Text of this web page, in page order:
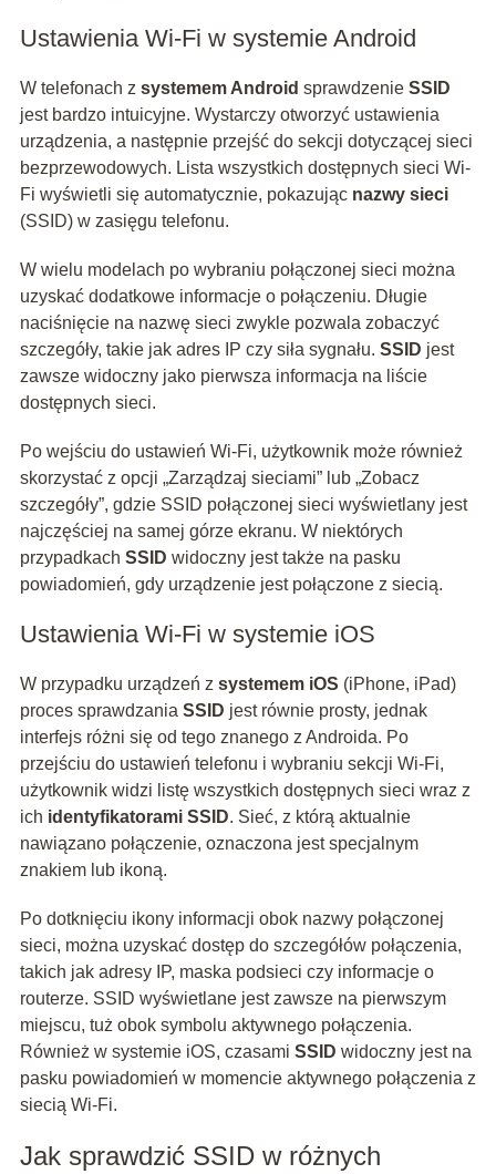
Ustawienia Wi-Fi w systemie Android
W telefonach z systemem Android sprawdzenie SSID
jest bardzo intuicyjne. Wystarczy otworzyć ustawienia
urządzenia, a następnie przejść do sekcji dotyczącej sieci
bezprzewodowych. Lista wszystkich dostępnych sieci Wi-
Fi wyświetli się automatycznie, pokazując nazwy sieci
(SSID) w zasięgu telefonu.
W wielu modelach po wybraniu połączonej sieci można
uzyskać dodatkowe informacje o połączeniu. Długie
naciśnięcie na nazwę sieci zwykle pozwala zobaczyć
szczegóły, takie jak adres IP czy siła sygnału. SSID jest
zawsze widoczny jako pierwsza informacja na liście
dostępnych sieci.
Po wejściu do ustawień Wi-Fi, użytkownik może również
skorzystać z opcji „Zarządzaj sieciami” lub „Zobacz
szczegóły”, gdzie SSID połączonej sieci wyświetlany jest
najczęściej na samej górze ekranu. W niektórych
przypadkach SSID widoczny jest także na pasku
powiadomień, gdy urządzenie jest połączone z siecią.
Ustawienia Wi-Fi w systemie iOS
W przypadku urządzeń z systemem iOS (iPhone, iPad)
proces sprawdzania SSID jest równie prosty, jednak
interfejs różni się od tego znanego z Androida. Po
przejściu do ustawień telefonu i wybraniu sekcji Wi-Fi,
użytkownik widzi listę wszystkich dostępnych sieci wraz z
ich identyfikatorami SSID. Sieć, z którą aktualnie
nawiązano połączenie, oznaczona jest specjalnym
znakiem lub ikoną.
Po dotknięciu ikony informacji obok nazwy połączonej
sieci, można uzyskać dostęp do szczegółów połączenia,
takich jak adresy IP, maska podsieci czy informacje o
routerze. SSID wyświetlane jest zawsze na pierwszym
miejscu, tuż obok symbolu aktywnego połączenia.
Również w systemie iOS, czasami SSID widoczny jest na
pasku powiadomień w momencie aktywnego połączenia z
siecią Wi-Fi.
Jak sprawdzić SSID w różnych